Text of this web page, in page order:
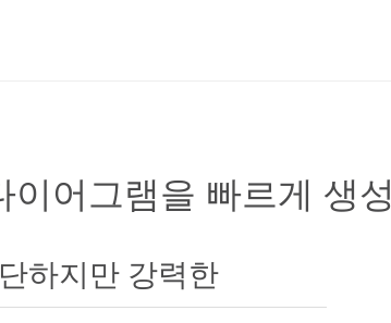
이어그램을 빠르게 생
하지만 강력한